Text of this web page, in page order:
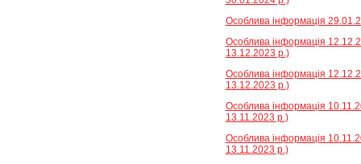
Особлива інформація
Особлива інформація
13.12.2023 р.)
Особлива інформація
13.12.2023 р.)
Особлива інформація
13.11.2023 р.)
Особлива інформація
13.11.2023 р.)